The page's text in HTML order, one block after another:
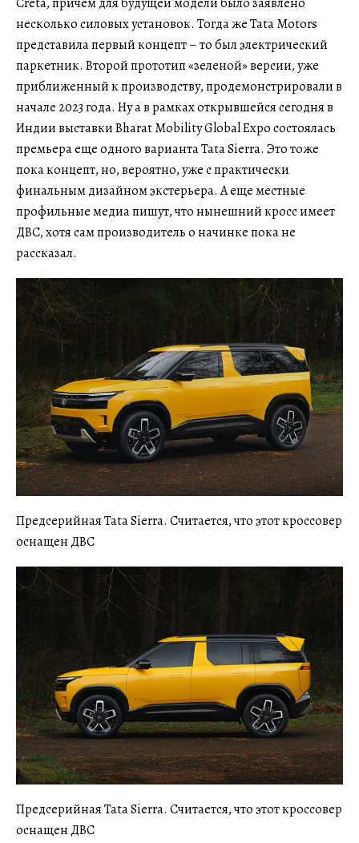
несколько силовых установок. Тогда же Tata Motors
представила первый концепт – то был электрический
паркетник. Второй прототип «зеленой» версии, уже
приближенный к производству, продемонстрировали в
начале 2023 года. Ну а в рамках открывшейся сегодня в
Индии выставки Bharat Mobility Global Expo состоялась
премьера еще одного варианта Tata Sierra. Это тоже
пока концепт, но, вероятно, уже с практически
финальным дизайном экстерьера. А еще местные
профильные медиа пишут, что нынешний кросс имеет
ДВС, хотя сам производитель о начинке пока не
рассказал.
Предсерийная Tata Sierra. Считается, что этот кроссовер
оснащен ДВС
Предсерийная Tata Sierra. Считается, что этот кроссовер
оснащен ДВС